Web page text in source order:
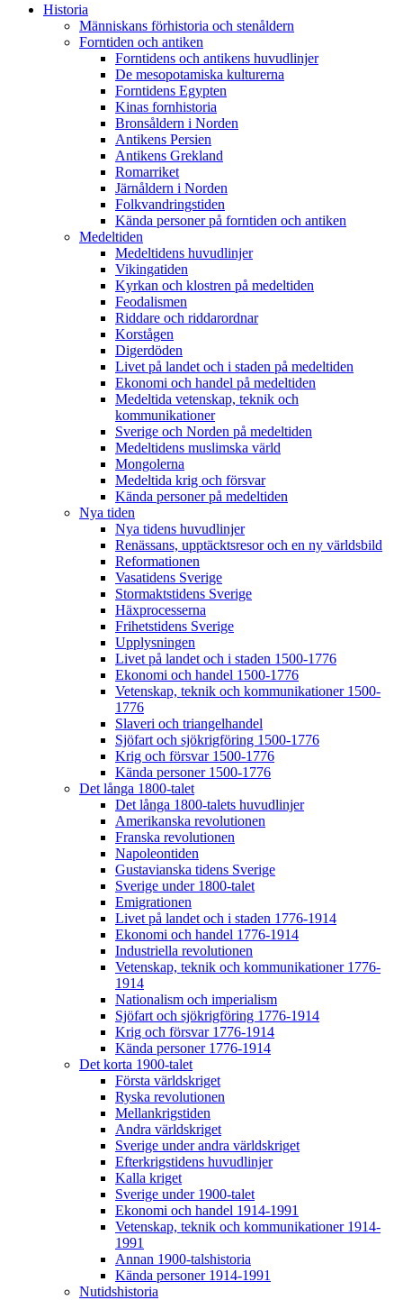
Historia
Människans förhistoria och stenåldern
Forntiden och antiken
Forntidens och antikens huvudlinjer
De mesopotamiska kulturerna
Forntidens Egypten
Kinas fornhistoria
Bronsåldern i Norden
Antikens Persien
Antikens Grekland
Romarriket
Järnåldern i Norden
Folkvandringstiden
Kända personer på forntiden och antiken
Medeltiden
Medeltidens huvudlinjer
Vikingatiden
Kyrkan och klostren på medeltiden
Feodalismen
Riddare och riddarordnar
Korstågen
Digerdöden
Livet på landet och i staden på medeltiden
Ekonomi och handel på medeltiden
Medeltida vetenskap, teknik och
kommunikationer
Sverige och Norden på medeltiden
Medeltidens muslimska värld
Mongolerna
Medeltida krig och försvar
Kända personer på medeltiden
Nya tiden
Nya tidens huvudlinjer
Renässans, upptäcktsresor och en ny världsbild
Reformationen
Vasatidens Sverige
Stormaktstidens Sverige
Häxprocesserna
Frihetstidens Sverige
Upplysningen
Livet på landet och i staden 1500-1776
Ekonomi och handel 1500-1776
Vetenskap, teknik och kommunikationer 1500-
1776
Slaveri och triangelhandel
Sjöfart och sjökrigföring 1500-1776
Krig och försvar 1500-1776
Kända personer 1500-1776
Det långa 1800-talet
Det långa 1800-talets huvudlinjer
Amerikanska revolutionen
Franska revolutionen
Napoleontiden
Gustavianska tidens Sverige
Sverige under 1800-talet
Emigrationen
Livet på landet och i staden 1776-1914
Ekonomi och handel 1776-1914
Industriella revolutionen
Vetenskap, teknik och kommunikationer 1776-
1914
Nationalism och imperialism
Sjöfart och sjökrigföring 1776-1914
Krig och försvar 1776-1914
Kända personer 1776-1914
Det korta 1900-talet
Första världskriget
Ryska revolutionen
Mellankrigstiden
Andra världskriget
Sverige under andra världskriget
Efterkrigstidens huvudlinjer
Kalla kriget
Sverige under 1900-talet
Ekonomi och handel 1914-1991
Vetenskap, teknik och kommunikationer 1914-
1991
Annan 1900-talshistoria
Kända personer 1914-1991
Nutidshistoria